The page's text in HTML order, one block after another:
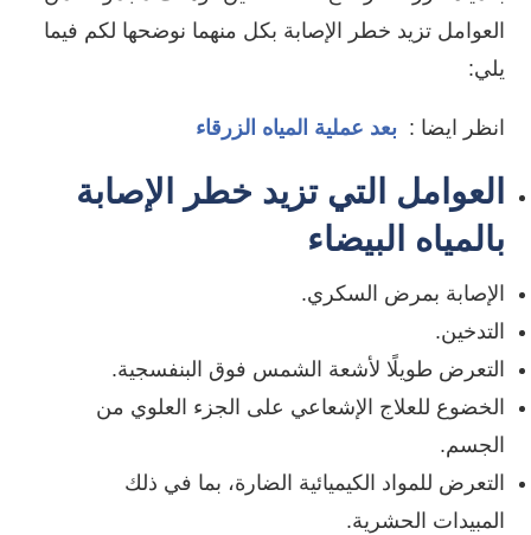
العوامل تزيد خطر الإصابة بكل منهما نوضحها لكم فيما
يلي:
انظر ايضا : بعد عملية المياه الزرقاء
العوامل التي تزيد خطر الإصابة
بالمياه البيضاء
الإصابة بمرض السكري.
التدخين.
التعرض طويلًا لأشعة الشمس فوق البنفسجية.
الخضوع للعلاج الإشعاعي على الجزء العلوي من
الجسم.
التعرض للمواد الكيميائية الضارة، بما في ذلك
المبيدات الحشرية.